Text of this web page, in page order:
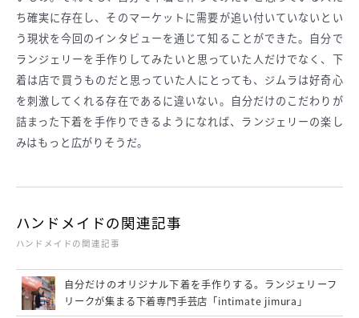
ち確実に存在し、そのマーケットに需要が追い付いていないとい
う現状を今回のインタビューを通じて知ることができた。自分で
ランジェリーを手作りしてみたいと思っていた人だけでなく、下
着は店で買うものだと思っていた人にとっても、ジムラは好奇心
を刺激してくれる存在であるに違いない。自分だけのこだわりが
詰まった下着を手作りできるようになれば、ランジェリーの楽し
みはもっと広がりそうだ。
ハンドメイドの関連記事
ハンドメイドの関連記事
自分だけのオリジナル下着を手作りする。ランジェリーフ
リークが集まる下着専門手芸店「intimate jimura」